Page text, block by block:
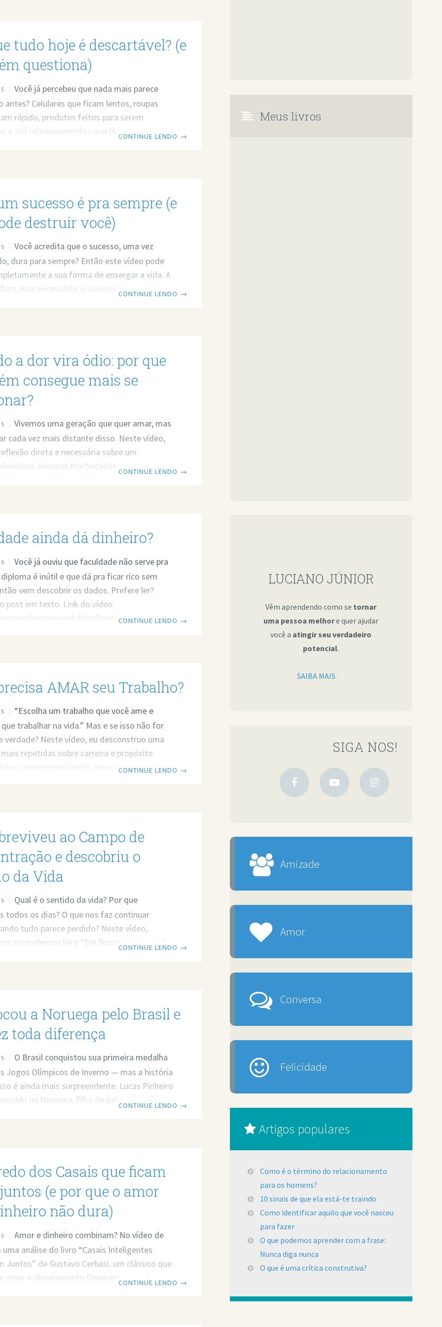
tudo hoje é descartável? (e
questiona)
Você já percebeu que nada mais parece
antes? Celulares que ficam lentos, roupas
rápido, produtos feitos para serem
e até relacionamentos que já começam com
são mais feitas para durar — e talvez esse
Vivemos em uma época em que tudo
CONTINUE LENDO →
sucesso é pra sempre (e
destruir você)
Você acredita que o sucesso, uma vez
dura para sempre? Então este vídeo pode
a sua forma de enxergar a vida. A
mas necessária: o sucesso é temporário.
ele é temporário. Mas o que isso realmente
prática? Imagine uma empresa
CONTINUE LENDO →
a dor vira ódio: por que
consegue mais se
Vivemos uma geração que quer amar, mas
cada vez mais distante disso. Neste vídeo,
direta e necessária sobre um
pessoas machucadas que
ler? Então leia o post em texto. Link do
ajuda profissional para resolver
CONTINUE LENDO →
ainda dá dinheiro?
Você já ouviu que faculdade não serve pra
diploma é inútil e que dá pra ficar rico sem
vem descobrir os dados. Prefere ler?
post em texto. Link do vídeo:
watch?v=TmyI18sFKVE Quer
não garante dinheiro.”
CONTINUE LENDO →
AMAR seu Trabalho?
“Escolha um trabalho que você ame e
trabalhar na vida.” Mas e se isso não for
Neste vídeo, eu desconstruo uma
repetidas sobre carreira e propósito.
que sempre precisamos amar o que fazemos
3whwGrN “Escolha um trabalho que você
ou realidade? “Escolha um trabalho
CONTINUE LENDO →
ao Campo de
e descobriu o
da Vida
Qual é o sentido da vida? Por que
todos os dias? O que nos faz continuar
tudo parece perdido? Neste vídeo,
no poderoso livro “Em Busca de Sentido”,
do vídeo:
watch?v=wDarALr1JLY Quer
profissional para resolver
CONTINUE LENDO →
a Noruega pelo Brasil e
toda diferença
O Brasil conquistou sua primeira medalha
Jogos Olímpicos de Inverno — mas a história
é ainda mais surpreendente. Lucas Pinheiro
na Noruega, filho de pai norueguês e
olhar para o Brasil com outros olhos —
CONTINUE LENDO →
dos Casais que ficam
(e por que o amor
não dura)
Amor e dinheiro combinam? No vídeo de
análise do livro “Casais Inteligentes
Juntos” de Gustavo Cerbasi, um clássico que
amor e planejamento financeiro caminham
CONTINUE LENDO →
Meus livros
LUCIANO JÚNIOR
Vêm aprendendo como se tornar
uma pessoa melhore quer ajudar
você a atingir seu verdadeiro
potencial.
SAIBA MAIS
SIGA NOS!
Amizade
Amor
Conversa
Felicidade
Artigos populares
Como é o término do relacionamento
para os homens?
10 sinais de que ela está-te traindo
Como identificar aquilo que você nasceu
para fazer
O que podemos aprender com a frase:
Nunca diga nunca
O que é uma crítica construtiva?